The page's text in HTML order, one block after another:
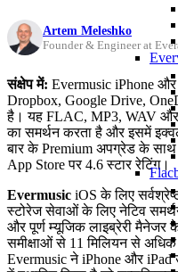
Artem Meleshko
Founder & Engineer at
संक्षेप में: Evermusic iPhone
Dropbox, Google Drive,
है। यह FLAC, MP3, WAV और
का समर्थन करता है और इसमें
बार के Premium अपग्रेड के
App Store पर 4.6 स्टार रेटिंग।
Evermusic iOS के लिए
स्टोरेज सेवाओं के लिए नेटिव
और पूर्ण म्यूजिक लाइब्रेरी
समीक्षाओं से 11 मिलियन से
Evermusic ने iPhone और iPad